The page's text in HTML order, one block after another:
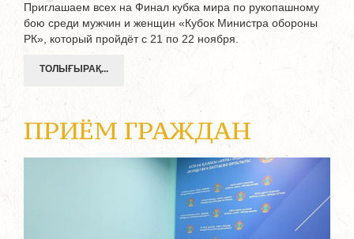
Приглашаем всех на Финал кубка мира по рукопашному
бою среди мужчин и женщин «Кубок Министра обороны
РК», который пройдёт с 21 по 22 ноября.
ТОЛЫҒЫРАҚ...
ПРИЁМ ГРАЖДАН